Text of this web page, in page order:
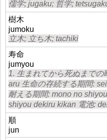
儒学; jugaku; 哲学;
樹木
jumoku
立木; 立ち木; tachiki
寿命
jumyou
1. 生まれてから死ぬまで
aru 生命の存続する期間:
耐える期間: mono no
shiyou dekiru kikan 電池:
順
jun